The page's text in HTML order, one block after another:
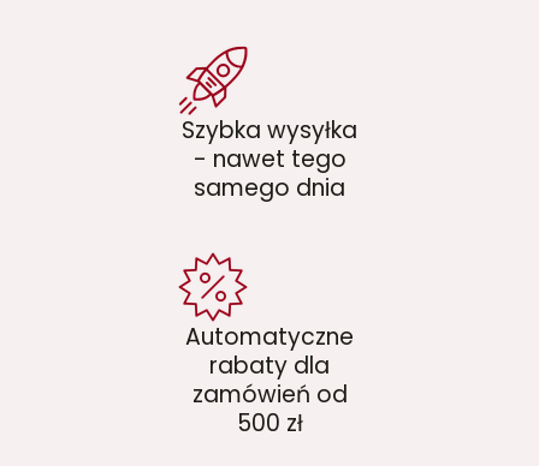
Szybka wysyłka
- nawet tego
samego dnia
Automatyczne
rabaty dla
zamówień od
500 zł